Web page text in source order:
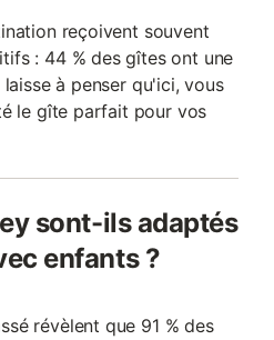
reçoivent souvent
: 44 % des gîtes ont une
à penser qu'ici, vous
le gîte parfait pour vos
sont-ils adaptés
enfants ?
révèlent que 91 % des